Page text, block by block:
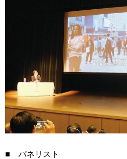
■ パネリスト